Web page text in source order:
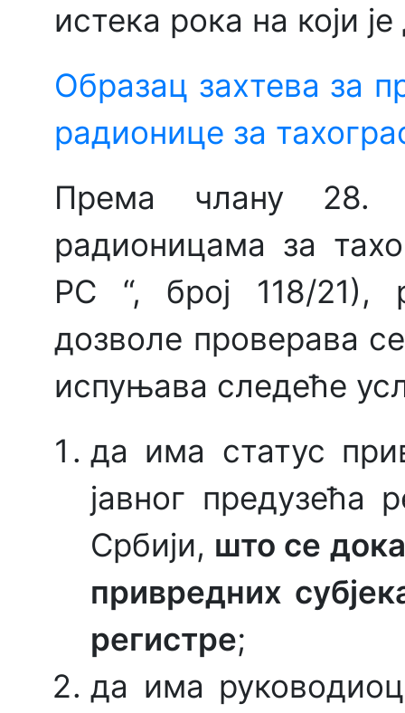
истека рока на који
Образац захтева за
радионице за
Према члану 28.
радионицама за
РС “, број 118/
дозволе проверава
испуњава следеће
да има статус
јавног предузећа
Србији, што се
привредних
регистре;
да има